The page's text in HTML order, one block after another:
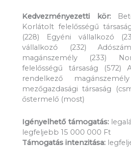
Kedvezményezetti kör:
Korlátolt felelősségű
(228) Egyéni vállalkozó
vállalkozó (232)
magánszemély (233)
felelősségű társaság (572)
rendelkező
mezőgazdasági társaság
őstermelő (most)
Igényelhető támogatás:
legfeljebb 15 000 000 Ft
Támogatás intenzitása: